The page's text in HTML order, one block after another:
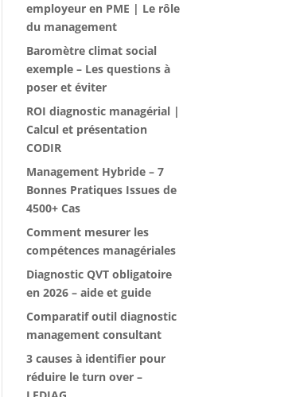
employeur en PME | Le rôle
du management
Baromètre climat social
exemple – Les questions à
poser et éviter
ROI diagnostic managérial |
Calcul et présentation
CODIR
Management Hybride – 7
Bonnes Pratiques Issues de
4500+ Cas
Comment mesurer les
compétences managériales
Diagnostic QVT obligatoire
en 2026 – aide et guide
Comparatif outil diagnostic
management consultant
3 causes à identifier pour
réduire le turn over –